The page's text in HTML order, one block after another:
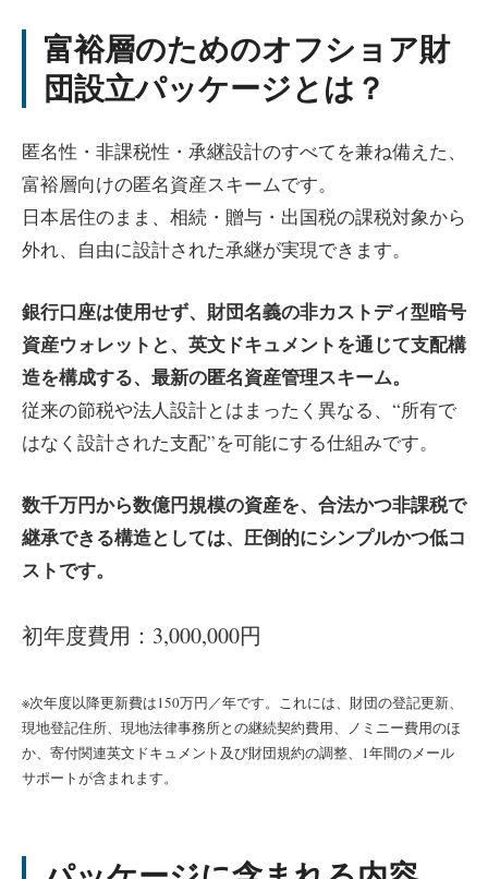
富裕層のためのオフショア財
団設立パッケージとは？
匿名性・非課税性・承継設計のすべてを兼ね備えた、
富裕層向けの匿名資産スキームです。
日本居住のまま、相続・贈与・出国税の課税対象から
外れ、自由に設計された承継が実現できます。
銀行口座は使用せず、財団名義の非カストディ型暗号
資産ウォレットと、英文ドキュメントを通じて支配構
造を構成する、最新の匿名資産管理スキーム。
従来の節税や法人設計とはまったく異なる、“所有で
はなく設計された支配”を可能にする仕組みです。
数千万円から数億円規模の資産を、合法かつ非課税で
継承できる構造としては、圧倒的にシンプルかつ低コ
ストです。
初年度費用：3,000,000円
※次年度以降更新費は150万円／年です。これには、財団の登記更新、
現地登記住所、現地法律事務所との継続契約費用、ノミニー費用のほ
か、寄付関連英文ドキュメント及び財団規約の調整、1年間のメール
サポートが含まれます。